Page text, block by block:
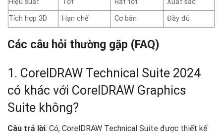
Tích hợp 3D
Hạn chế Cơ bản Đầy đủ
Các câu hỏi thường gặp (FAQ)
1. CorelDRAW Technical Suite 2024
có khác với CorelDRAW Graphics
Suite không?
Câu trả lời: Có, CorelDRAW Technical Suite được thiết kế